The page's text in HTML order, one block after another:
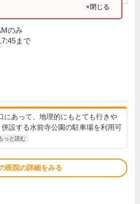
×閉じる
のみ
まで
にあって、地理的にもとても行きや
設する水前寺公園の駐車場を利用可
っと読む
医院の詳細をみる